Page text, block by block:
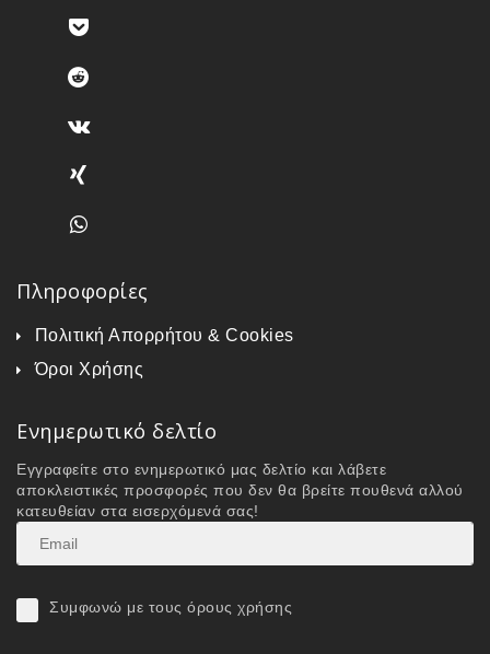
Πληροφορίες
Πολιτική Απορρήτου & Cookies
Όροι Χρήσης
Ενημερωτικό δελτίο
Εγγραφείτε στο ενημερωτικό μας δελτίο και λάβετε
αποκλειστικές προσφορές που δεν θα βρείτε πουθενά αλλού
κατευθείαν στα εισερχόμενά σας!
Συμφωνώ με τους όρους χρήσης